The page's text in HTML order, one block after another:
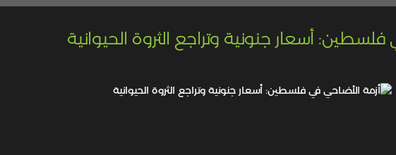
أسعار جنونية وتراجع الثروة الحيوانية